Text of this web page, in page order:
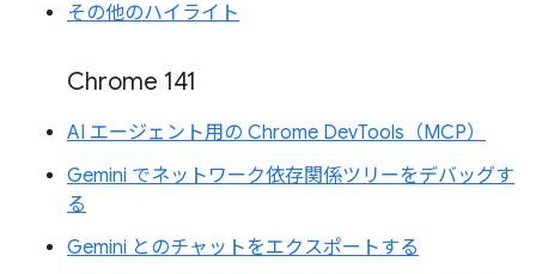
その他のハイライト
Chrome 141
AI エージェント用の Chrome DevTools（MCP）
Gemini でネットワーク依存関係ツリーをデバッグす
る
Gemini とのチャットをエクスポートする